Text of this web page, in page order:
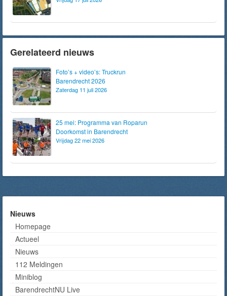
Gerelateerd nieuws
Foto’s + video’s: Truckrun
Barendrecht 2026
Zaterdag 11 juli 2026
25 mei: Programma van Roparun
Doorkomst in Barendrecht
Vrijdag 22 mei 2026
Nieuws
Homepage
Actueel
Nieuws
112 Meldingen
Miniblog
BarendrechtNU Live